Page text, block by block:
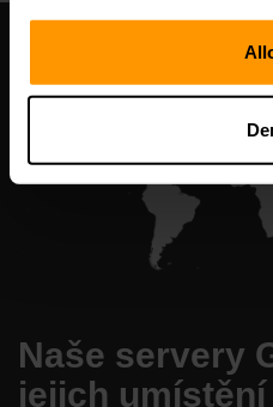
Naše servery
jejich umístění